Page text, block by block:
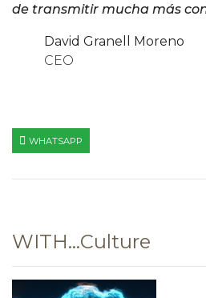
de transmitir mucha más
David Granell Moreno
CEO
WHATSAPP
WITH…Culture